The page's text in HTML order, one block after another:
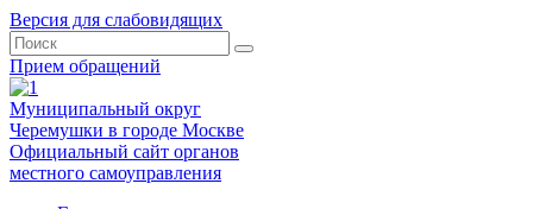
Версия для слабовидящих
Прием обращений
Муниципальный округ
Черемушки в городе Москве
Официальный сайт органов
местного самоуправления